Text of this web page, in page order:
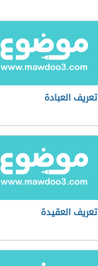
تعريف العبادة
تعريف العقيدة